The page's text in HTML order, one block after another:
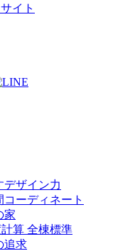
イト
デザイン力
ーディネート
家
算 全棟標準
追求